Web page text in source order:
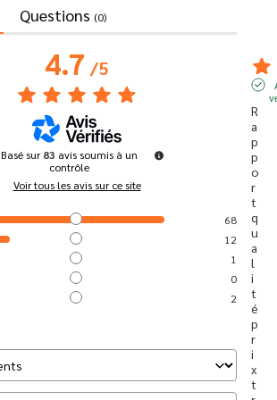
Questions (0)
4.7/5
Basé sur83 avis soumis à un
contrôle
Voir tous les avis sur ce site
68
12
1
0
2
R
a
p
p
o
r
t
q
u
a
l
i
t
é
p
r
i
x
t